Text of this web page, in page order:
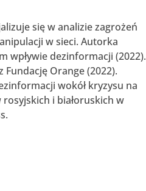
się w analizie zagrożeń
w sieci. Autorka
wpływie dezinformacji (2022).
Orange (2022).
wokół kryzysu na
i białoruskich w